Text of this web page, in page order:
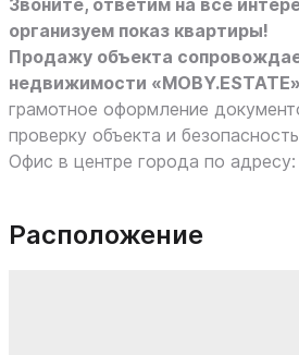
Звоните, ответим на все
организуем показ квартиры!
Продажу объекта
недвижимости
грамотное оформление
проверку объекта и
Офис в центре города по
Расположение